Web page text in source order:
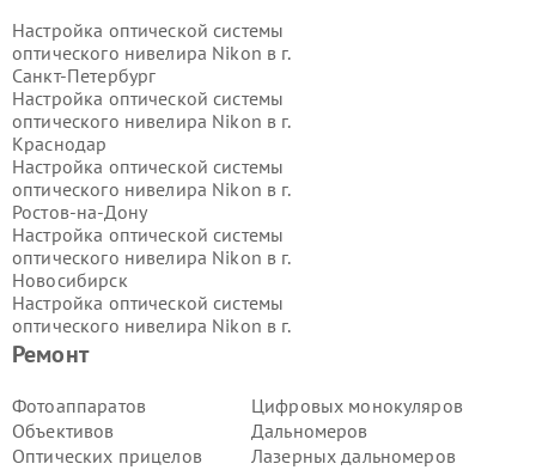
Ремонт
Фотоаппаратов
Объективов
Оптических прицелов
Цифровых монокуляров
Дальномеров
Лазерных дальномеров
Настройка оптической системы
оптического нивелира Nikon в г.
Санкт-Петербург
Настройка оптической системы
оптического нивелира Nikon в г.
Краснодар
Настройка оптической системы
оптического нивелира Nikon в г.
Ростов-на-Дону
Настройка оптической системы
оптического нивелира Nikon в г.
Новосибирск
Настройка оптической системы
оптического нивелира Nikon в г.
Екатеринбург
оптического нивелира Nikon в г.
Казань
Настройка оптической системы
оптического нивелира Nikon в г.